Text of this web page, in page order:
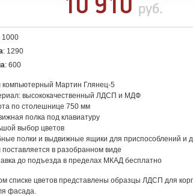
руб.
1000
: 1290
: 600
компьютерный Мартин Глянец-5
высококачественный ЛДСП и МДФ
по столешнице 750 мм
полка под клавиатуру
выбор цветов
полки и выдвижные ящики для приспособлений и
поставляется в разобранном виде
до подъезда в пределах МКАД бесплатно
списке цветов представлены образцы ЛДСП для
фасада.